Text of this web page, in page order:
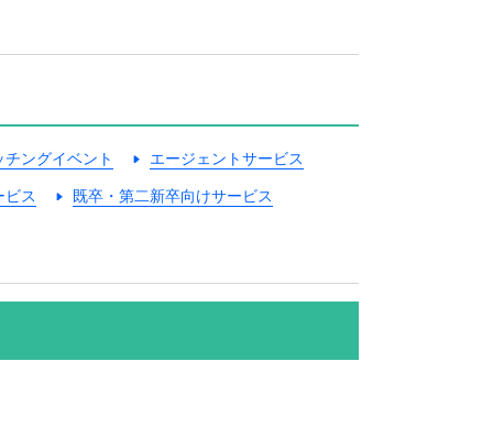
チングイベント
エージェントサービス
ビス
既卒・第二新卒向けサービス